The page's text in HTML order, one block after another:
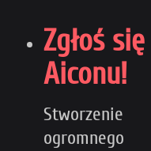
Zgłoś
Aiconu!